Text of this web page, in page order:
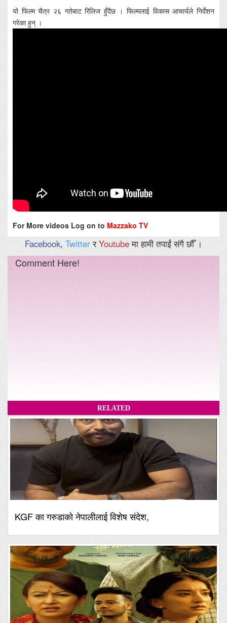
यो फिल्म चैत्र २६ गतेबाट रिलिज हुँदैछ । फिल्मलाई विकास आचार्यले निर्देशन
गरेका हुन् ।
For More videos Log on to Mazzako TV
Facebook, TwitterरYoutubeमा हामी तपाईं संगै छौँ ।
Comment Here!
RELATED
KGF का गरुडाको नेपालीलाई विशेष संदेश,